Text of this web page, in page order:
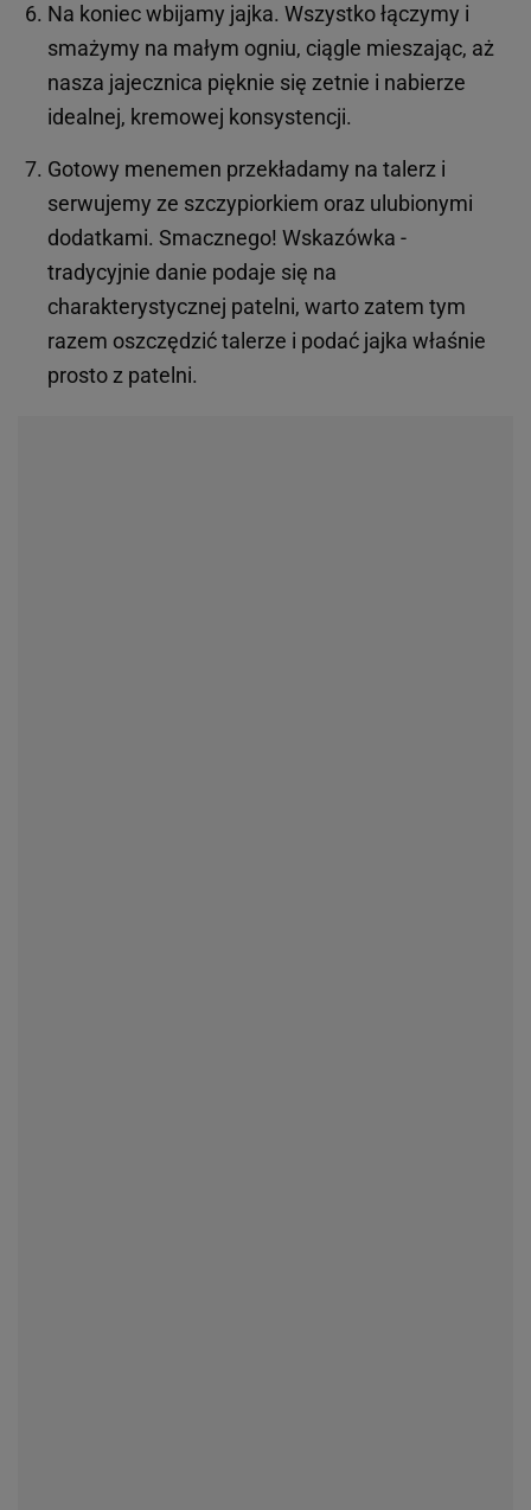
Na koniec wbijamy jajka. Wszystko łączymy i
smażymy na małym ogniu, ciągle mieszając, aż
nasza jajecznica pięknie się zetnie i nabierze
idealnej, kremowej konsystencji.
Gotowy menemen przekładamy na talerz i
serwujemy ze szczypiorkiem oraz ulubionymi
dodatkami. Smacznego! Wskazówka -
tradycyjnie danie podaje się na
charakterystycznej patelni, warto zatem tym
razem oszczędzić talerze i podać jajka właśnie
prosto z patelni.